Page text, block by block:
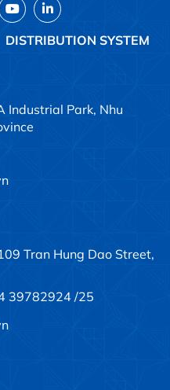
DISTRIBUTION SYSTEM
Industrial Park, Nhu
Tran Hung Dao Street,
39782924 /25